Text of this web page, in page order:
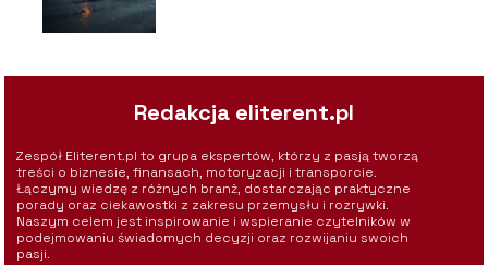
Redakcja eliterent.pl
Zespół Eliterent.pl to grupa ekspertów, którzy z pasją tworzą
treści o biznesie, finansach, motoryzacji i transporcie.
Łączymy wiedzę z różnych branż, dostarczając praktyczne
porady oraz ciekawostki z zakresu przemysłu i rozrywki.
Naszym celem jest inspirowanie i wspieranie czytelników w
podejmowaniu świadomych decyzji oraz rozwijaniu swoich
pasji.